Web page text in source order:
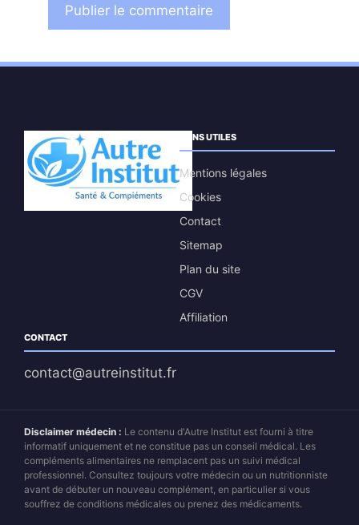
LIENS UTILES
Mentions légales
Cookies
Contact
Sitemap
Plan du site
CGV
Affiliation
CONTACT
contact@autreinstitut.fr
Disclaimer médecin : Le contenu d'Autre Institut est fourni à titre
informatif uniquement et ne constitue pas un conseil médical. Les
compléments alimentaires ne remplacent pas un suivi médical
professionnel. Consultez toujours votre médecin ou un nutritionniste
avant de débuter un nouveau complément, en particulier si vous
souffrez de conditions médicales ou prenez des médicaments.